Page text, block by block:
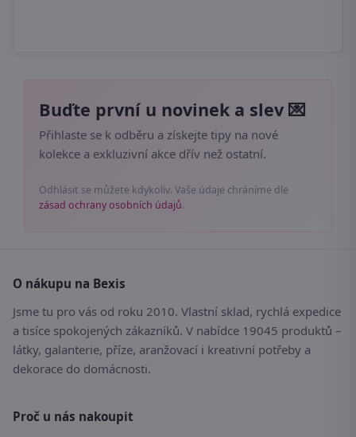
Buďte první u novinek a slev 💌
Přihlaste se k odběru a získejte tipy na nové
kolekce a exkluzivní akce dřív než ostatní.
Odhlásit se můžete kdykoliv. Vaše údaje chráníme dle
zásad ochrany osobních údajů.
O nákupu na Bexis
Jsme tu pro vás od roku 2010. Vlastní sklad, rychlá expedice
a tisíce spokojených zákazníků. V nabídce 19045 produktů –
látky, galanterie, příze, aranžovací i kreativní potřeby a
dekorace do domácnosti.
Proč u nás nakoupit